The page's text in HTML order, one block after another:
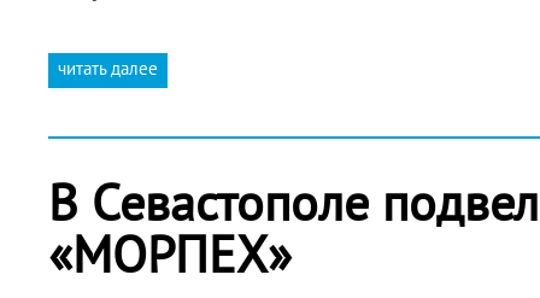
читать далее
В Севастополе
«МОРПЕХ»